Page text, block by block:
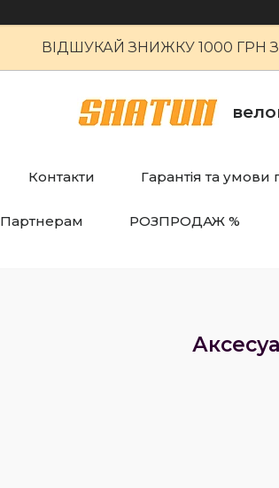
ВІДШУКАЙ ЗНИЖКУ 1000 ГРН
Контакти Гарантія та
Партнерам РОЗПРОДАЖ %